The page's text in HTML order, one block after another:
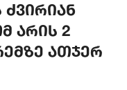
არის 2
ათჯერ